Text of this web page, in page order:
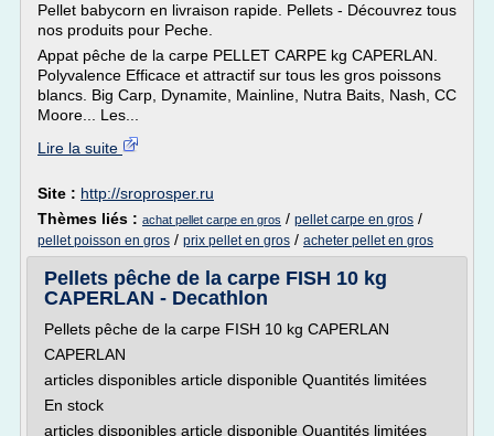
Pellet babycorn en livraison rapide. Pellets - Découvrez tous
nos produits pour Peche.
Appat pêche de la carpe PELLET CARPE kg CAPERLAN.
Polyvalence Efficace et attractif sur tous les gros poissons
blancs. Big Carp, Dynamite, Mainline, Nutra Baits, Nash, CC
Moore... Les...
Lire la suite
Site : http://sroprosper.ru
Thèmes liés : achat pellet carpe en gros / pellet carpe en gros /
pellet poisson en gros / prix pellet en gros / acheter pellet en gros
Pellets pêche de la carpe FISH 10 kg
CAPERLAN - Decathlon
Pellets pêche de la carpe FISH 10 kg CAPERLAN
CAPERLAN
articles disponibles article disponible Quantités limitées
En stock
articles disponibles article disponible Quantités limitées